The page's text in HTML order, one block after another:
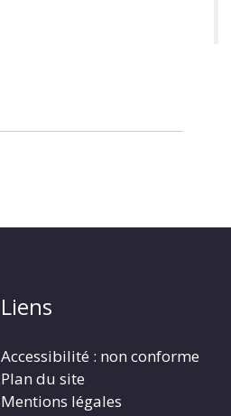
Liens
Accessibilité : non conforme
Plan du site
Mentions légales